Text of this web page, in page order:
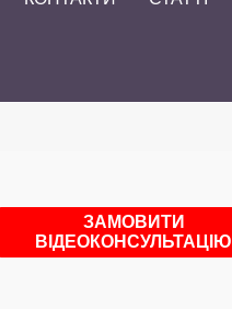
ЗАМОВИТИ
ВІДЕОКОНСУЛЬТАЦІЮ